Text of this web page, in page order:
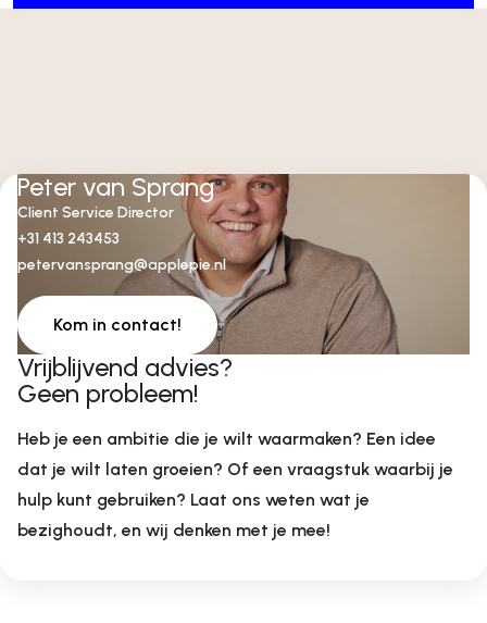
Vrijblijvend advies?
Geen probleem!
Heb je een ambitie die je wilt waarmaken? Een idee
dat je wilt laten groeien? Of een vraagstuk waarbij je
hulp kunt gebruiken? Laat ons weten wat je
bezighoudt, en wij denken met je mee!
Peter van Sprang
Client Service Director
+31 413 243453
petervansprang@applepie.nl
Kom in contact!